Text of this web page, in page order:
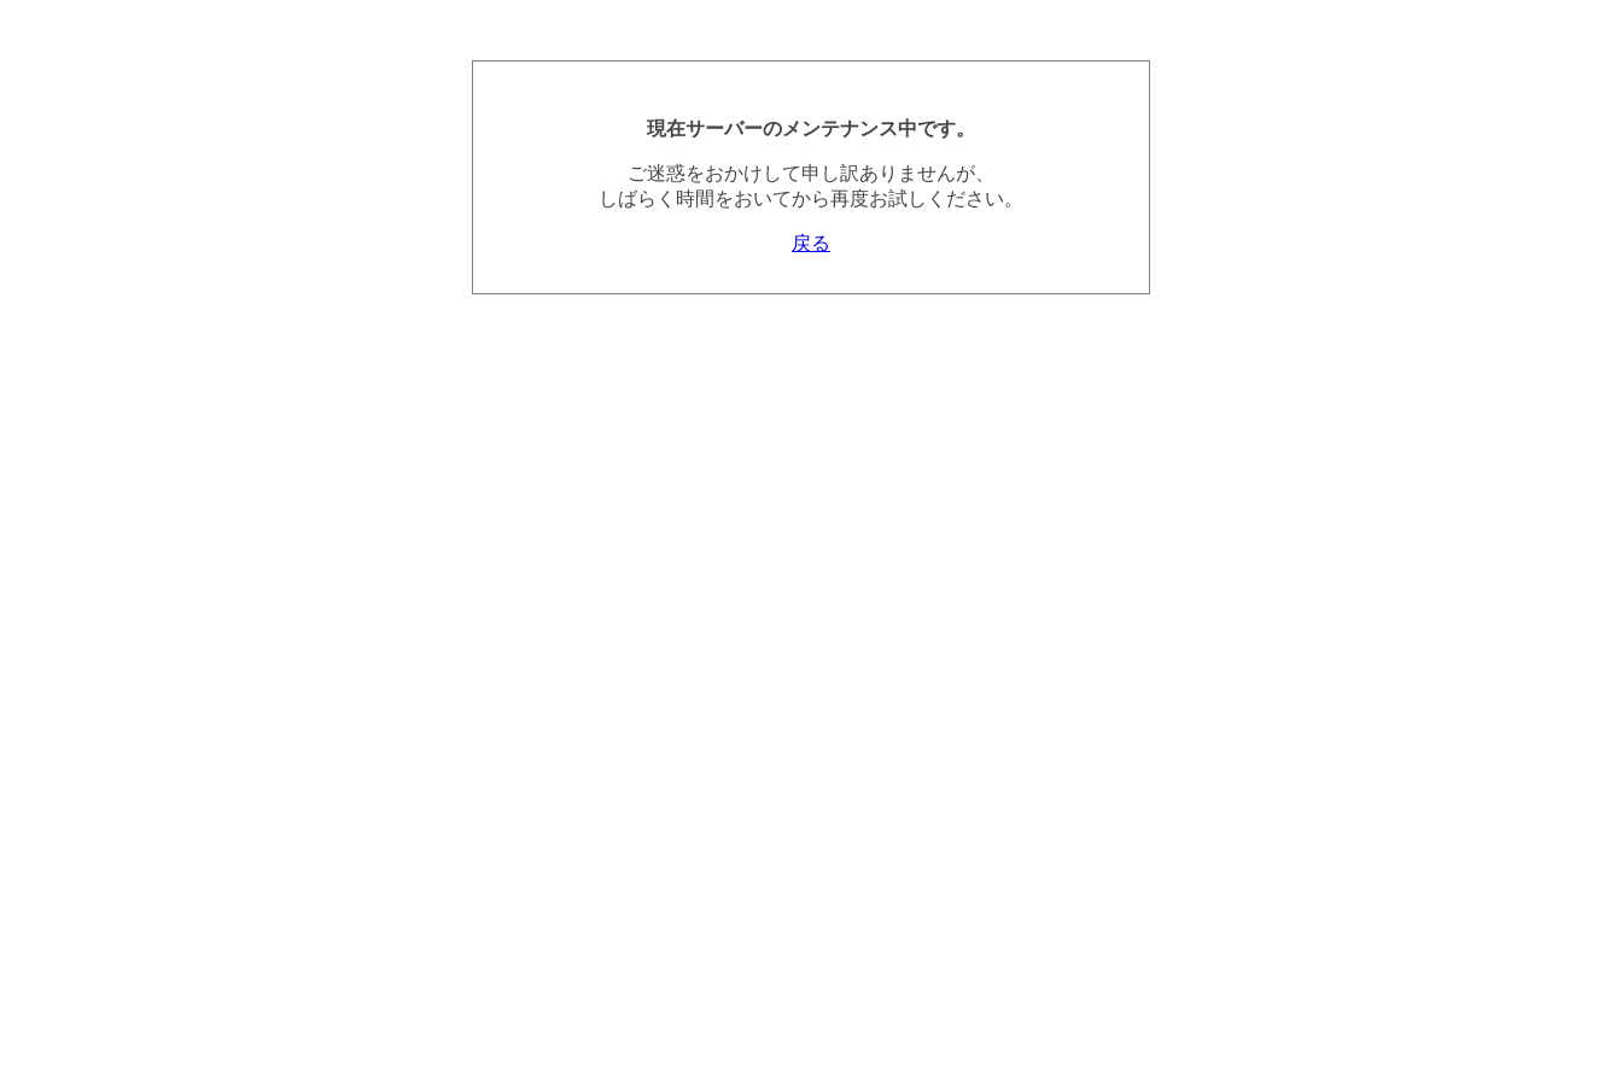
現在サーバーのメンテナンス中です。
ご迷惑をおかけして申し訳ありませんが、
しばらく時間をおいてから再度お試しください。
戻る